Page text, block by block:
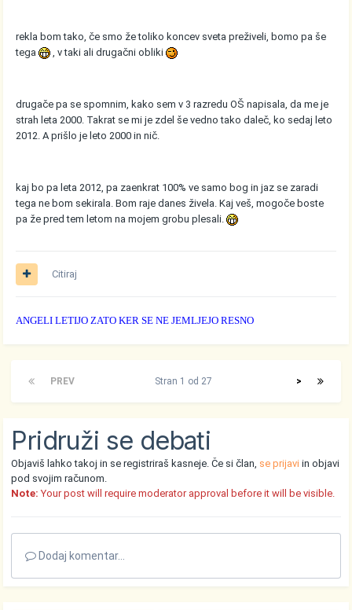
rekla bom tako, če smo že toliko koncev sveta preživeli, bomo pa še
tega
, v taki ali drugačni obliki
drugače pa se spomnim, kako sem v 3 razredu OŠ napisala, da me je
strah leta 2000. Takrat se mi je zdel še vedno tako daleč, ko sedaj leto
2012. A prišlo je leto 2000 in nič.
kaj bo pa leta 2012, pa zaenkrat 100% ve samo bog in jaz se zaradi
tega ne bom sekirala. Bom raje danes živela. Kaj veš, mogoče boste
pa že pred tem letom na mojem grobu plesali.
Citiraj
ANGELI LETIJO ZATO KER SE NE JEMLJEJO RESNO
PREV >
Stran 1 od 27
Pridruži se debati
Objaviš lahko takoj in se registriraš kasneje. Če si član, se prijavi in objavi
pod svojim računom.
Note: Your post will require moderator approval before it will be visible.
Dodaj komentar...